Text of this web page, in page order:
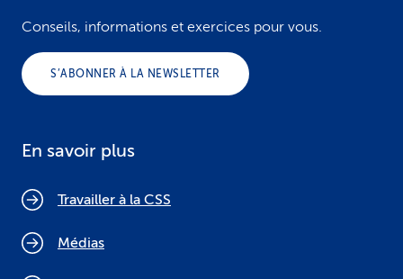
Conseils, informations et exercices pour vous.
S’ABONNER À LA NEWSLETTER
En savoir plus
Travailler à la CSS
Médias